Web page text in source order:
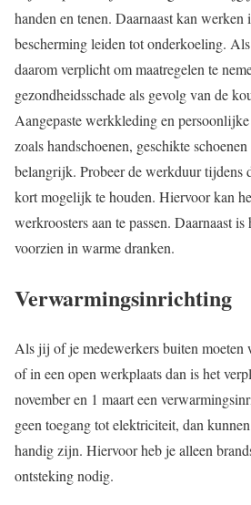
handen en tenen. Daarnaast kan
bescherming leiden tot onderkoeling.
daarom verplicht om maatregelen te
gezondheidsschade als gevolg van de
Aangepaste werkkleding en
zoals handschoenen, geschikte
belangrijk. Probeer de werkduur tijdens
kort mogelijk te houden. Hiervoor kan
werkroosters aan te passen. Daarnaast
voorzien in warme dranken.
Verwarmingsinrichting
Als jij of je medewerkers buiten moeten
of in een open werkplaats dan is het
november en 1 maart een
geen toegang tot elektriciteit, dan kunnen
handig zijn. Hiervoor heb je alleen
ontsteking nodig.